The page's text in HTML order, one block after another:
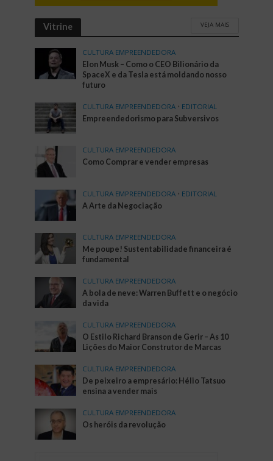
Vitrine VEJA MAIS
CULTURA EMPREENDEDORA
Elon Musk – Como o CEO Bilionário da
SpaceX e da Tesla está moldando nosso
futuro
CULTURA EMPREENDEDORA • EDITORIAL
Empreendedorismo para Subversivos
CULTURA EMPREENDEDORA
Como Comprar e vender empresas
CULTURA EMPREENDEDORA • EDITORIAL
A Arte da Negociação
CULTURA EMPREENDEDORA
Me poupe! Sustentabilidade financeira é
fundamental
CULTURA EMPREENDEDORA
A bola de neve: Warren Buffett e o negócio
da vida
CULTURA EMPREENDEDORA
O Estilo Richard Branson de Gerir – As 10
Lições do Maior Construtor de Marcas
CULTURA EMPREENDEDORA
De peixeiro a empresário: Hélio Tatsuo
ensina a vender mais
CULTURA EMPREENDEDORA
Os heróis da revolução